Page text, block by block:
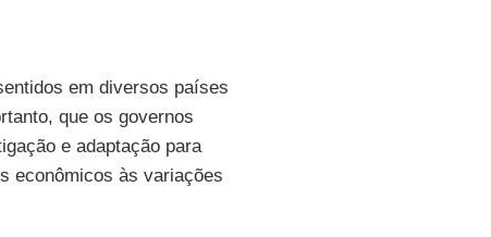
em diversos países
que os governos
e adaptação para
econômicos às variações